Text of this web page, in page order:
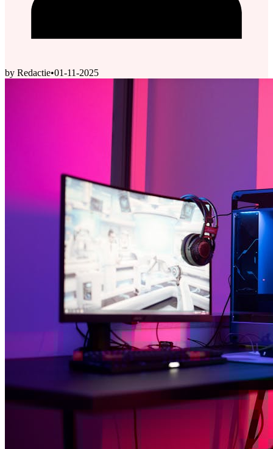
by Redactie•01-11-2025